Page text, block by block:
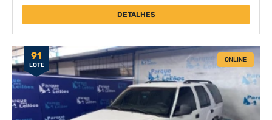
DETALHES
91
LOTE
ONLINE